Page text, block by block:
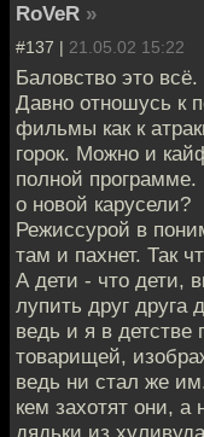
RoVeR »
#137 | 21.05.02 15:22
Баловство это всё.
Давно отношусь к
фильмы как к
горок. Можно и
полной
о новой карусели?
Режиссурой в
там и пахнет. Так
А дети - что дети,
лупить друг друга
ведь и я в
товарищей,
ведь ни стал же
кем захотят они, а